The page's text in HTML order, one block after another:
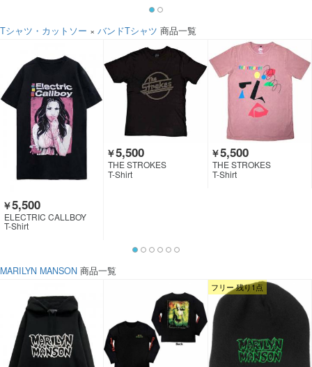
Tシャツ・カットソー × バンドTシャツ 商品一覧
￥5,500
ELECTRIC CALLBOY
T-Shirt
￥5,500
THE STROKES
T-Shirt
￥5,500
THE STROKES
T-Shirt
MARILYN MANSON 商品一覧
フリー 残り1点